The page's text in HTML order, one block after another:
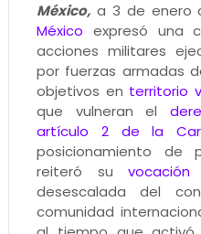
México,a 3 de enero
México expresó una
acciones militares
por fuerzas armadas
objetivos en territorio
que vulneran el
artículo 2 de la
posicionamiento de
reiteró su
desescalada del
comunidad